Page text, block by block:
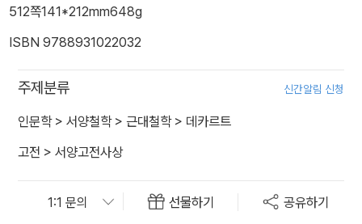
512쪽141*212mm648g
ISBN 9788931022032
주제분류 신간알림 신청
인문학> 서양철학> 근대철학> 데카르트
고전 > 서양고전사상
선물하기 공유하기